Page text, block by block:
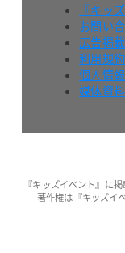
『キッ
お問い
広告掲載
利用規約
個人情
媒体資料
『キッズイベント』に
著作権は『キッズイ